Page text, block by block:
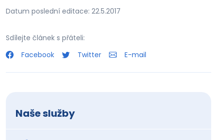
Datum poslední editace: 22.5.2017
Sdílejte článek s přáteli:
Facebook
Twitter E-mail
Naše služby